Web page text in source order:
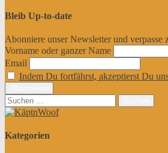
Bleib Up-to-date
Abonniere unser Newsletter und
Vorname oder ganzer Name
Email
Indem Du fortfährst, akzeptierst Du
Suchen
nach:
Kategorien